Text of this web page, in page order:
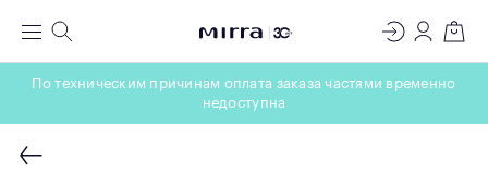
Меню Поиск
ЛАБОРАТОРИЯ
МОЛЕКУЛЯРНОЙ КОСМЕТОЛОГИИ
Регистрация
Вход
По техническим причинам оплата заказа частями временно
недоступна